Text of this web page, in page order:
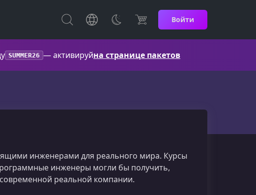
Войти
SUMMER26 — активируйна странице пакетов
инженерами для реального мира. Курсы
инженеры могли бы получить,
реальной компании.